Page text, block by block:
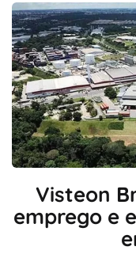
Visteon
emprego e